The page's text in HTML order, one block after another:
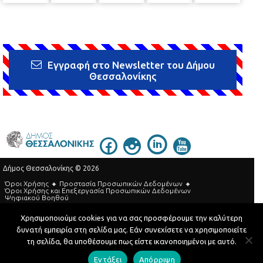
Εγγραφή στο Newsletter του Δήμου
Θεσσαλονίκης
Δήμος Θεσσαλονίκης © 2026
Όροι Χρήσης
Προστασία Προσωπικών Δεδομένων
Όροι Xρήσης και Eπεξεργασία Προσωπικών Δεδομένων
Ψηφιακού Βοηθού
Τηλεφωνικός Κατάλογος
Developed by MyCompany Projects
Χρησιμοποιούμε cookies για να σας προσφέρουμε την καλύτερη
δυνατή εμπειρία στη σελίδα μας. Εάν συνεχίσετε να χρησιμοποιείτε
τη σελίδα, θα υποθέσουμε πως είστε ικανοποιημένοι με αυτό.
Εντάξει Απόρριψη